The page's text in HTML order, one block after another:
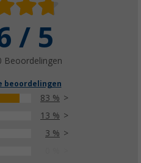
/ 5
Beoordelingen
beoordelingen
83 %
13 %
3 %